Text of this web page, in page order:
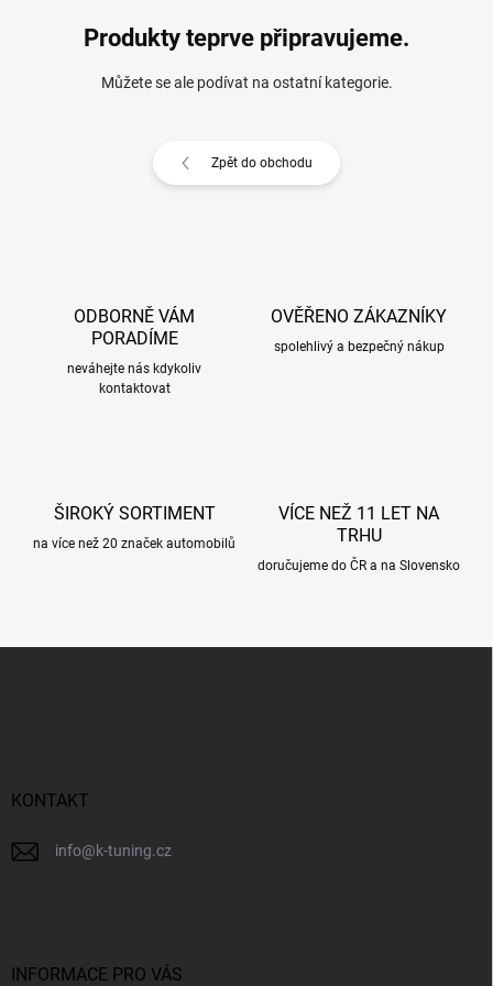
Produkty teprve připravujeme.
Můžete se ale podívat na ostatní kategorie.
Zpět do obchodu
ODBORNĚ VÁM
PORADÍME
neváhejte nás kdykoliv
kontaktovat
OVĚŘENO ZÁKAZNÍKY
spolehlivý a bezpečný nákup
ŠIROKÝ SORTIMENT
na více než 20 značek automobilů
VÍCE NEŽ 11 LET NA
TRHU
doručujeme do ČR a na Slovensko
KONTAKT
info@k-tuning.cz
INFORMACE PRO VÁS